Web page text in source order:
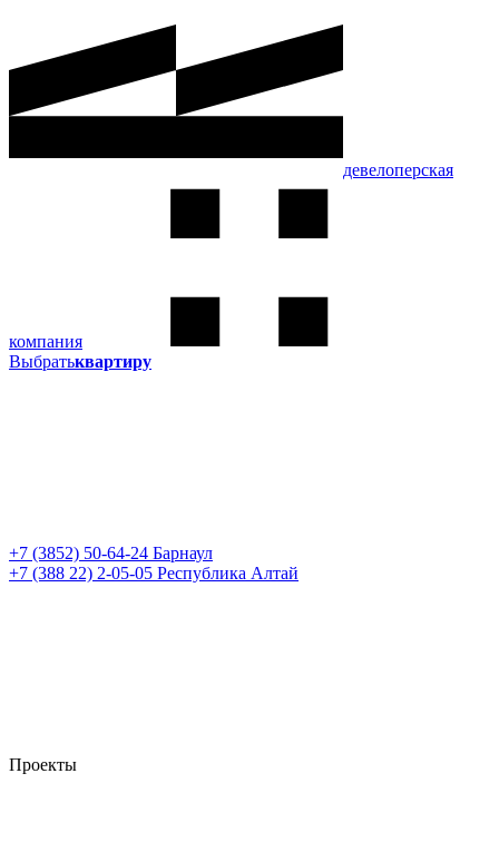
девелоперская
компания
Выбратьквартиру
+7 (3852) 50-64-24 Барнаул
+7 (388 22) 2-05-05 Республика Алтай
Проекты